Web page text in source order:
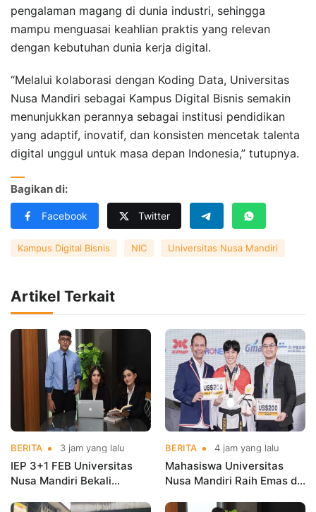
pengalaman magang di dunia industri, sehingga
mampu menguasai keahlian praktis yang relevan
dengan kebutuhan dunia kerja digital.
“Melalui kolaborasi dengan Koding Data, Universitas
Nusa Mandiri sebagai Kampus Digital Bisnis semakin
menunjukkan perannya sebagai institusi pendidikan
yang adaptif, inovatif, dan konsisten mencetak talenta
digital unggul untuk masa depan Indonesia,” tutupnya.
Bagikan di:
Facebook Twitter
Kampus Digital Bisnis NIC Universitas Nusa Mandiri
Artikel Terkait
BERITA 3 jam yang lalu
IEP 3+1 FEB Universitas
Nusa Mandiri Bekali
BERITA 4 jam yang lalu
Mahasiswa Universitas
Nusa Mandiri Raih Emas di